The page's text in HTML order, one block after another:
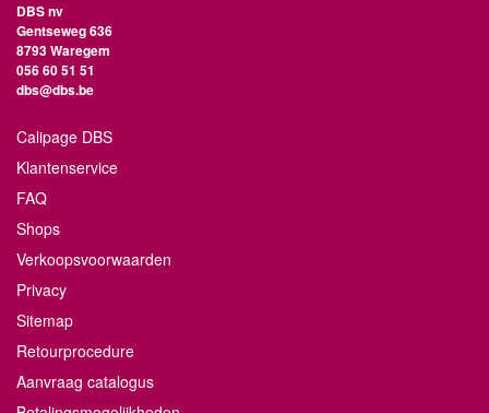
DBS nv
Gentseweg 636
8793 Waregem
056 60 51 51
dbs@dbs.be
Calipage DBS
Klantenservice
FAQ
Shops
Verkoopsvoorwaarden
Privacy
Sitemap
Retourprocedure
Aanvraag catalogus